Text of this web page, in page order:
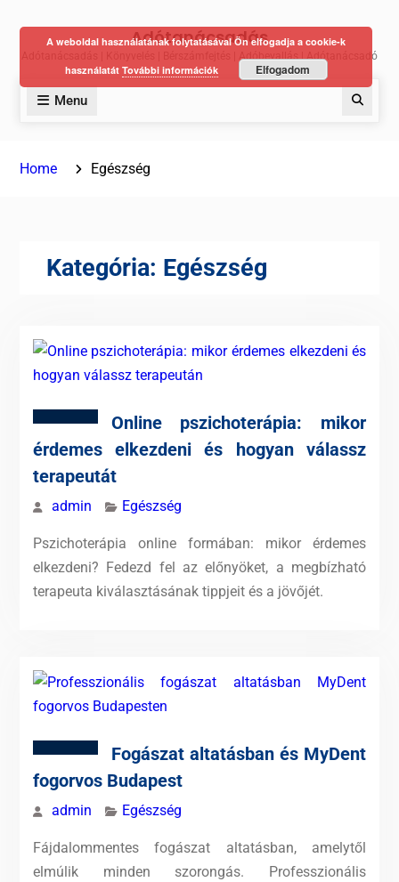
Adótanácsadás
Adótanácsadás | Könyvelés | Bérszámfejtés | Adóbevallás | Adótanácsadó
Menu
Home Egészség
Kategória: Egészség
Online pszichoterápia: mikor
érdemes elkezdeni és hogyan válassz
terapeutát
admin Egészség
Pszichoterápia online formában: mikor érdemes
elkezdeni? Fedezd fel az előnyöket, a megbízható
terapeuta kiválasztásának tippjeit és a jövőjét.
Fogászat altatásban és MyDent
fogorvos Budapest
admin Egészség
Fájdalommentes fogászat altatásban, amelytől
elmúlik minden szorongás. Professzionális
A weboldal használatának folytatásával Ön elfogadja a cookie-k
használatát További információk Elfogadom